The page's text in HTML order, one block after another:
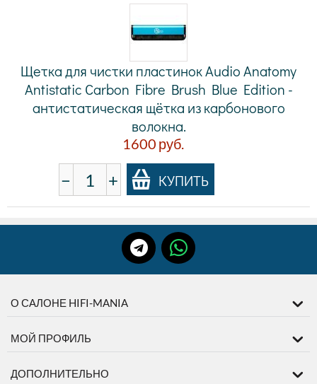
Щетка для чистки пластинок Audio Anatomy
Antistatic Carbon Fibre Brush Blue Edition -
антистатическая щётка из карбонового
волокна.
1600 руб.
− + КУПИТЬ
О САЛОНЕ HIFI-MANIA
МОЙ ПРОФИЛЬ
ДОПОЛНИТЕЛЬНО